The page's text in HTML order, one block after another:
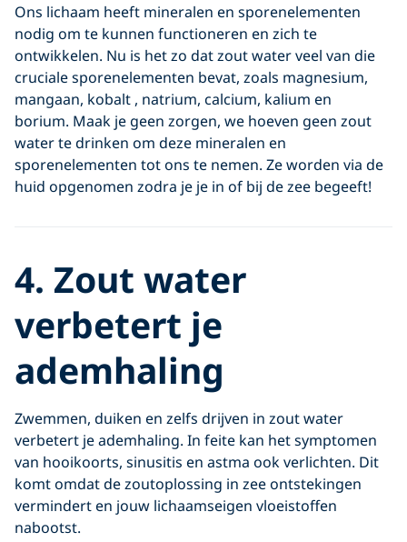
Ons lichaam heeft mineralen en sporenelementen
nodig om te kunnen functioneren en zich te
ontwikkelen. Nu is het zo dat zout water veel van die
cruciale sporenelementen bevat, zoals magnesium,
mangaan, kobalt , natrium, calcium, kalium en
borium. Maak je geen zorgen, we hoeven geen zout
water te drinken om deze mineralen en
sporenelementen tot ons te nemen. Ze worden via de
huid opgenomen zodra je je in of bij de zee begeeft!
4. Zout water
verbetert je
ademhaling
Zwemmen, duiken en zelfs drijven in zout water
verbetert je ademhaling. In feite kan het symptomen
van hooikoorts, sinusitis en astma ook verlichten. Dit
komt omdat de zoutoplossing in zee ontstekingen
vermindert en jouw lichaamseigen vloeistoffen
nabootst.